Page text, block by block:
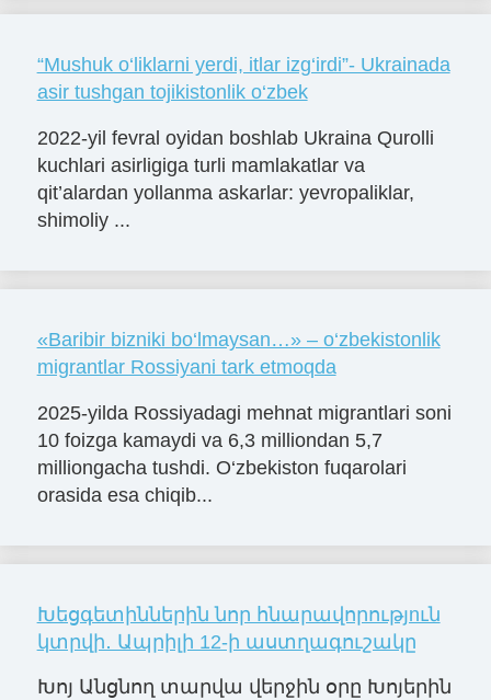
“Mushuk o‘liklarni yerdi, itlar izg‘irdi”- Ukrainada
asir tushgan tojikistonlik o‘zbek
2022-yil fevral oyidan boshlab Ukraina Qurolli
kuchlari asirligiga turli mamlakatlar va
qit’alardan yollanma askarlar: yevropaliklar,
shimoliy ...
«Baribir bizniki bo‘lmaysan…» – o‘zbekistonlik
migrantlar Rossiyani tark etmoqda
2025-yilda Rossiyadagi mehnat migrantlari soni
10 foizga kamaydi va 6,3 milliondan 5,7
milliongacha tushdi. O‘zbekiston fuqarolari
orasida esa chiqib...
Խեցգետիններին նոր հնարավորությnւն
կտրվի․ Ապրիլի 12-ի աստղագուշակը
Խոյ Անցնող տարվա վերջին օրը Խոյերին